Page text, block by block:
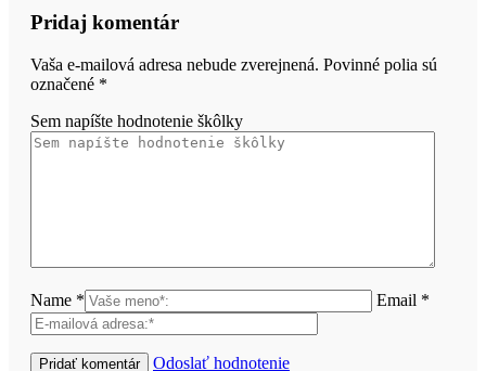
Pridaj komentár
Vaša e-mailová adresa nebude zverejnená. Povinné polia sú
označené *
Sem napíšte hodnotenie škôlky
Name * Email *
Odoslať hodnotenie